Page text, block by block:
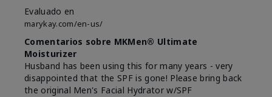
Evaluado en
marykay.com/en-us/
Comentarios sobre MKMen® Ultimate
Moisturizer
Husband has been using this for many years - very
disappointed that the SPF is gone! Please bring back
the original Men's Facial Hydrator w/SPF